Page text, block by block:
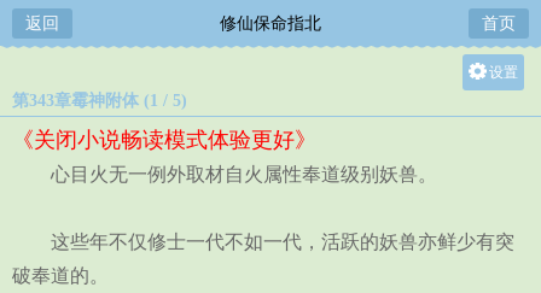
返回 修仙保命指北 首页
设置
第343章霉神附体 (1 / 5)
《关闭小说畅读模式体验更好》
心目火无一例外取材自火属性奉道级别妖兽。
这些年不仅修士一代不如一代，活跃的妖兽亦鲜少有突
破奉道的。